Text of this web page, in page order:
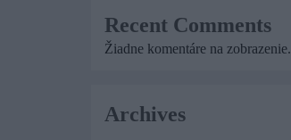
Recent Comments
Žiadne komentáre na zobrazenie.
Archives